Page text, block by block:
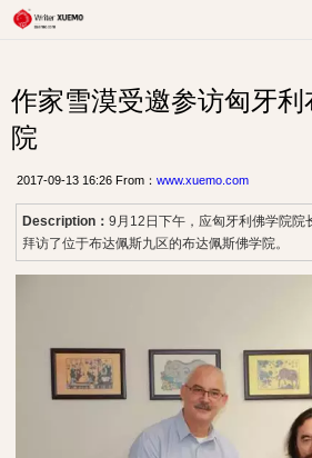
作家雪漠受邀参访匈牙
院
2017-09-13 16:26 From： www.xuemo.com
Description： 9月12日下午，应匈牙利佛学院院
拜访了位于布达佩斯九区的布达佩斯佛学院。